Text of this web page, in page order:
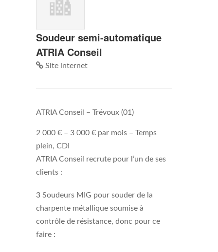
Soudeur semi-automatique
ATRIA Conseil
Site internet
ATRIA Conseil – Trévoux (01)
2 000 € – 3 000 € par mois – Temps
plein, CDI
ATRIA Conseil recrute pour l’un de ses
clients :
3 Soudeurs MIG pour souder de la
charpente métallique soumise à
contrôle de résistance, donc pour ce
faire :